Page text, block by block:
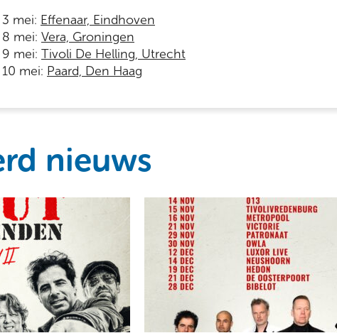
3 mei: Effenaar, Eindhoven
8 mei: Vera, Groningen
9 mei: Tivoli De Helling, Utrecht
10 mei: Paard, Den Haag
nieuws